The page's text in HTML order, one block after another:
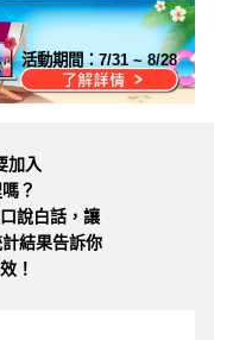
活動期間：7/31 ~ 8/28
加入
？
說白話，讓
結果告訴你
！